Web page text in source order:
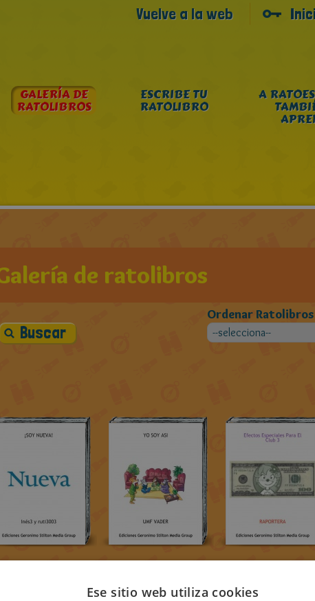
Vuelve a la web
GALERÍA DE
RATOLIBROS
ESCRIBE TU
RATOLIBRO
A
de ratolibros
Ordenar Ratolibros
Ese sitio web utiliza cookies